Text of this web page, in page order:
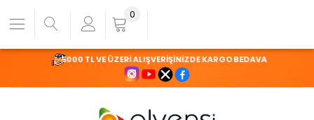
5000 TL VE ÜZERİ ALIŞVERİŞİNİZDE KARGO BEDAVA
0